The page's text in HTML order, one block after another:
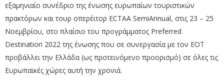
εξαμηνιαίο συνέδριο της ένωσης ευρωπαίων τουριστικών
πρακτόρων και τουρ οπερέιτορ ECTAA SemiAnnual, στις 23 – 25
Νοεμβρίου, στο πλαίσιο του προγράμματος Preferred
Destination 2022 της ένωσης που σε συνεργασία με τον ΕΟΤ
προβάλλει την Ελλάδα (ως προτεινόμενο προορισμό) σε όλες τις
Ευρωπαϊκές χώρες αυτή την χρονιά.